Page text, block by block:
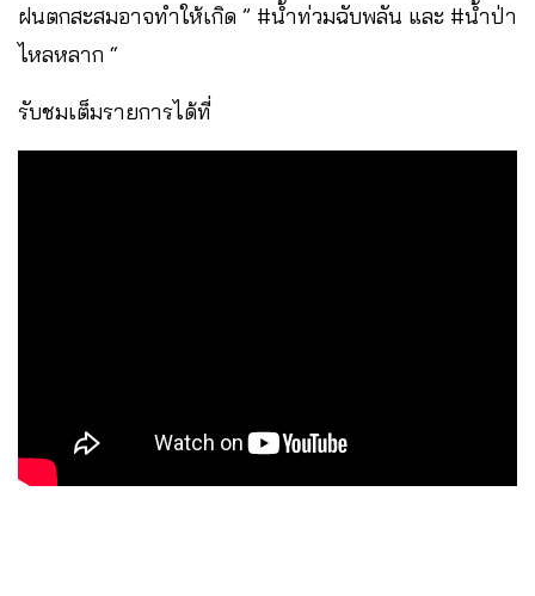
ฝนตกสะสมอาจทำให้เกิด ” #น้ำท่วมฉับพลัน และ #น้ำป่า
ไหลหลาก “
รับชมเต็มรายการได้ที่